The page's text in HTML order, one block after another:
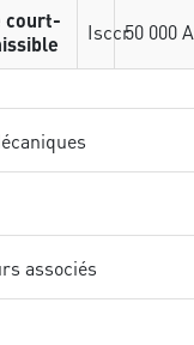
court-
Isccr50 000 A
associés